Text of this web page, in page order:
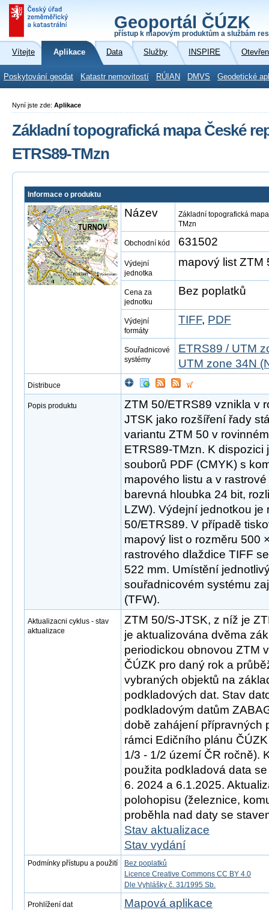
Geoportál ČÚZK
přístup k mapovým produktům a službám
Vítejte Aplikace Data Služby INSPIRE
Poskytování geodat Katastr nemovitostí RÚIAN DMVS Geodetické
Nyní jste zde: Aplikace
Základní topografická mapa České
ETRS89-TMzn
Informace o produktu
Název
Základní topografická
TMzn
Obchodní kód 631502
Výdejní
jednotka
mapový list ZTM
Cena za
jednotku
Bez poplatků
Výdejní
formáty
TIFF, PDF
Souřadnicové
systémy
ETRS89 / UTM
UTM zone 34N
Distribuce
Popis produktu
ZTM 50/ETRS89 vznikla v
JTSK jako rozšíření řady
variantu ZTM 50 v
ETRS89-TMzn. K dispozici
souborů PDF (CMYK) s
mapového listu a v
barevná hloubka 24 bit,
LZW). Výdejní jednotkou je
50/ETRS89. V případě
mapový list o rozměru 500
rastrového dlaždice TIFF
522 mm. Umístění
souřadnicovém systému
(TFW).
Aktualizacni cyklus - stav
aktualizace
ZTM 50/S-JTSK, z níž je
je aktualizována dvěma
periodickou obnovou ZTM
ČÚZK pro daný rok a
vybraných objektů na
podkladových dat. Stav
podkladovým datům
době zahájení přípravných
rámci Edičního plánu
1/3 - 1/2 území ČR ročně).
použita podkladová data
6. 2024 a 6.1.2025.
polohopisu (železnice,
proběhla nad daty se
Stav aktualizace
Stav vydání
Podmínky přístupu a použití
Bez poplatků
Licence Creative Commons CC BY 4.0
Dle Vyhlášky č. 31/1995 Sb.
Prohlížení dat
Mapová aplikace